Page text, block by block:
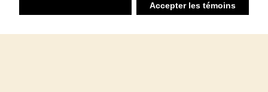
Accepter les témoins
Liste d’achats